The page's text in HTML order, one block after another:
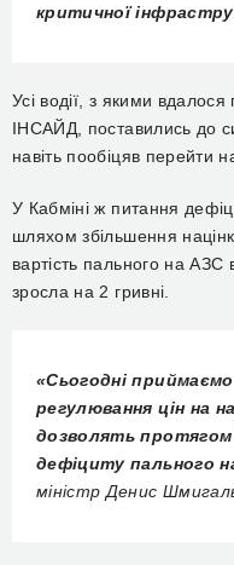
критичної
Усі водії, з якими
ІНСАЙД, поставились до
навіть пообіцяв перейти
У Кабміні ж питання
шляхом збільшення
вартість пального на
зросла на 2 гривні.
«Сьогодні
регулювання цін на
дозволять
дефіциту пального
міністр Денис